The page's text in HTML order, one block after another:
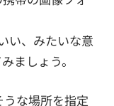
い、みたいな意
ましょう。
な場所を指定